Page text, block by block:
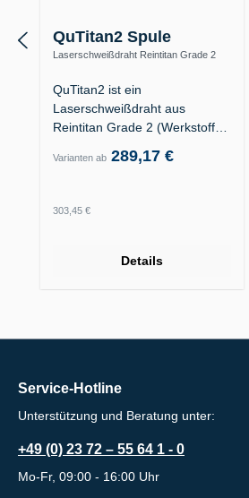
QuTitan2 Spule
Laserschweißdraht Reintitan Grade 2
QuTitan2 ist ein
Laserschweißdraht aus
Reintitan Grade 2 (Werkstoff
Varianten ab 289,17 €
Regulärer Preis:
303,45 €
Details
Service-Hotline
Unterstützung und Beratung unter:
+49 (0) 23 72 – 55 64 1 - 0
Mo-Fr, 09:00 - 16:00 Uhr